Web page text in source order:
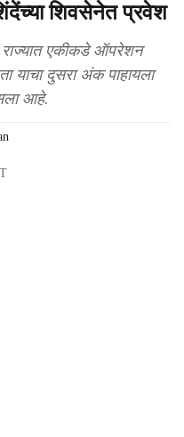
शिवसेनेत प्रवेश
एकीकडे ऑपरेशन
याचा दुसरा अंक पाहायला
आहे.